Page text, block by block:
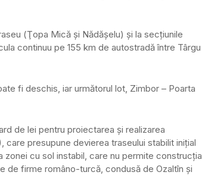
(Ţopa Mică şi Nădăşelu) şi la secţiunile
continuu pe 155 km de autostradă între Târgu
fi deschis, iar următorul lot, Zimbor – Poarta
de lei pentru proiectarea și realizarea
presupune devierea traseului stabilit inițial
cu sol instabil, care nu permite construcția
de firme româno-turcă, condusă de Ozaltîn și